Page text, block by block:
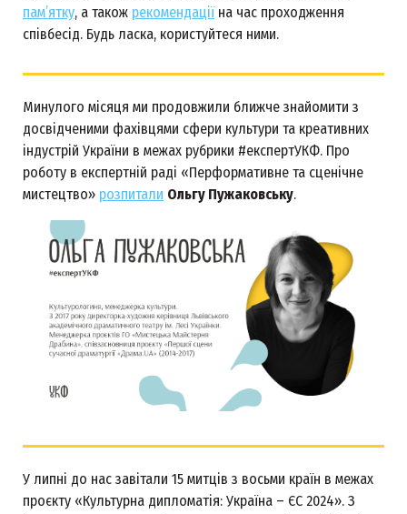
пам’ятку, а також рекомендаціїна час проходження
співбесід. Будь ласка, користуйтеся ними.
Минулого місяця ми продовжили ближче знайомити з
досвідченими фахівцями сфери культури та креативних
індустрій України в межах рубрики #експертУКФ. Про
роботу в експертній раді «Перформативне та сценічне
мистецтво» розпитали Ольгу Пужаковську.
У липні до нас завітали 15 митців з восьми країн в межах
проєкту «Культурна дипломатія: Україна – ЄС 2024». З